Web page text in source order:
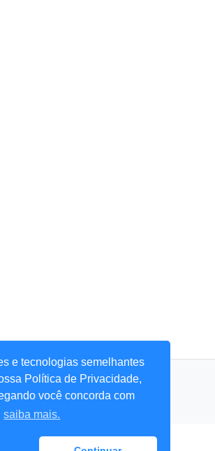
e tecnologias semelhantes
Política de Privacidade,
você concorda com
saiba mais.
— Todos os direitos reservados.